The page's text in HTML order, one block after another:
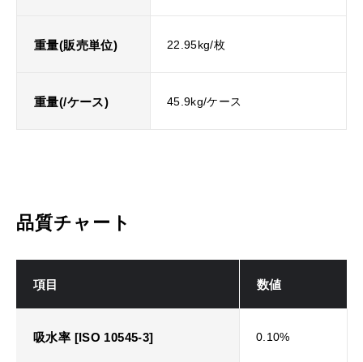
重量(販売単位) 22.95kg/枚
重量(/ケース) 45.9kg/ケース
品質チャート
項目 数値
吸水率 [ISO 10545-3] 0.10%